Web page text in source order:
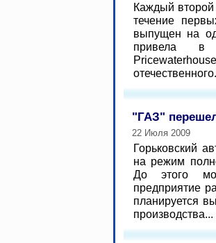
Каждый
течение
выпущен на
привела в
"ГАЗ"
22 Июля 2009
Горьковский
на режим
До этого
предприятие
планируется
производства...